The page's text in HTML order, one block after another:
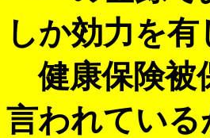
しか効力を有
健康保険被
言われている